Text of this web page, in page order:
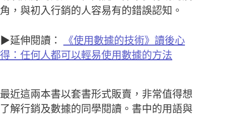
角，與初入行銷的人容易有的錯誤認知。
▶延伸閱讀：
《使用數據的技術》讀後心
得：任何人都可以輕易使用數據的方法
最近這兩本書以套書形式販賣，非常值得想
了解行銷及數據的同學閱讀。書中的用語與